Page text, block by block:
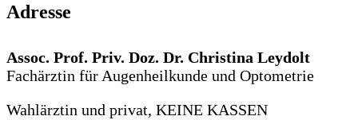
Adresse
Assoc. Prof. Priv. Doz. Dr. Christina Leydolt
Fachärztin für Augenheilkunde und Optometrie
Wahlärztin und privat, KEINE KASSEN